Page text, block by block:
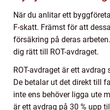
När du anlitar ett
F-skatt. Främst för att
försäkring på deras
dig rätt till ROT-avdraget.
ROT-avdraget är ett
De betalar ut det direkt till
inte ens behöver ligga ute
är ett avdrag på 30 % upp